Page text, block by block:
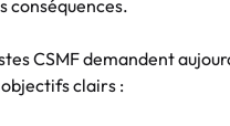
conséquences.
CSMF demandent
clairs :